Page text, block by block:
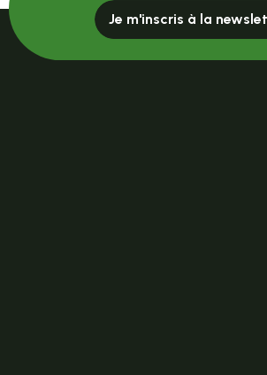
Je m'inscris à la